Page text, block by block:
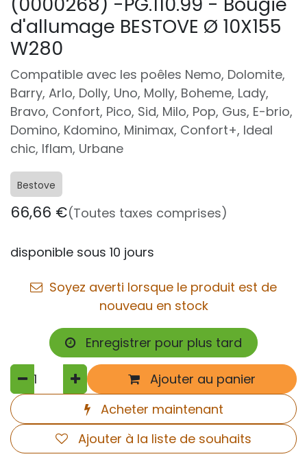
d'allumage BESTOVE Ø 10X155
W280
Compatible avec les poêles Nemo, Dolomite,
Barry, Arlo, Dolly, Uno, Molly, Boheme, Lady,
Bravo, Confort, Pico, Sid, Milo, Pop, Gus, E-brio,
Domino, Kdomino, Minimax, Confort+, Ideal
chic, Iflam, Urbane
Bestove
66,66 €(Toutes taxes comprises)
disponible sous 10 jours
Soyez averti lorsque le produit est de
nouveau en stock
Enregistrer pour plus tard
Ajouter au panier
Acheter maintenant
Ajouter à la liste de souhaits